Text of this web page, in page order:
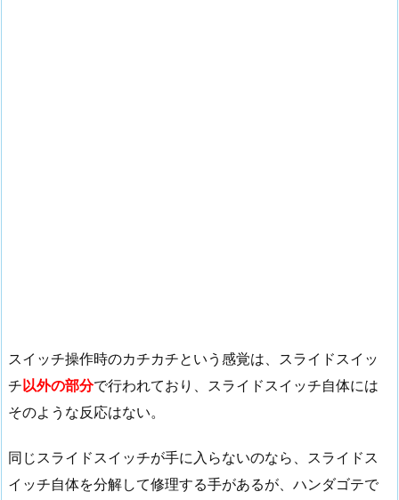
スイッチ操作時のカチカチという感覚は、スライドスイッ
チ以外の部分で行われており、スライドスイッチ自体には
そのような反応はない。
同じスライドスイッチが手に入らないのなら、スライドス
イッチ自体を分解して修理する手があるが、ハンダゴテで